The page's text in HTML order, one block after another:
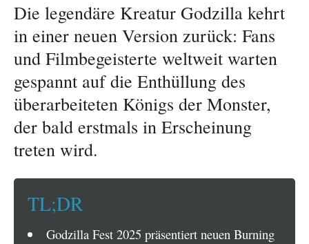
Die legendäre Kreatur Godzilla kehrt
in einer neuen Version zurück: Fans
und Filmbegeisterte weltweit warten
gespannt auf die Enthüllung des
überarbeiteten Königs der Monster,
der bald erstmals in Erscheinung
treten wird.
TL;DR
Godzilla Fest 2025 präsentiert neuen Burning